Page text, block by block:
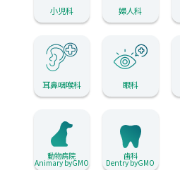
小児科 婦人科
耳鼻咽喉科 眼科
動物病院
Animary byGMO
歯科
Dentry byGMO